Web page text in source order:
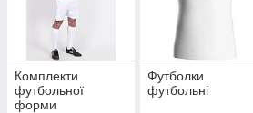
Комплекти
футбольної
форми
Футболки
футбольні